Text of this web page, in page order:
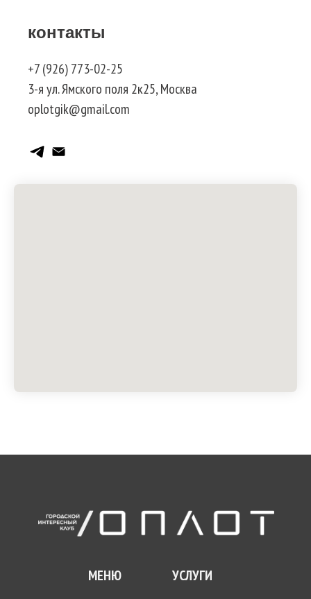
контакты
+7 (926) 773-02-25
3-я ул. Ямского поля 2к25, Москва
oplotgik@gmail.com
МЕНЮ УСЛУГИ